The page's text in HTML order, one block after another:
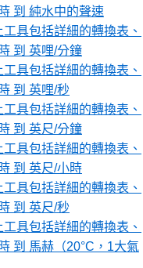
到 純水中的聲速
具包括詳細的轉換表、
到 英哩/分鐘
具包括詳細的轉換表、
到 英哩/秒
具包括詳細的轉換表、
到 英尺/分鐘
具包括詳細的轉換表、
到 英尺/小時
具包括詳細的轉換表、
到 英尺/秒
具包括詳細的轉換表、
到 馬赫（20°C，1大氣